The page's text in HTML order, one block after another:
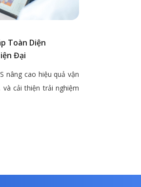
Toàn Diện
Đại
nâng cao hiệu quả vận
cải thiện trải nghiệm